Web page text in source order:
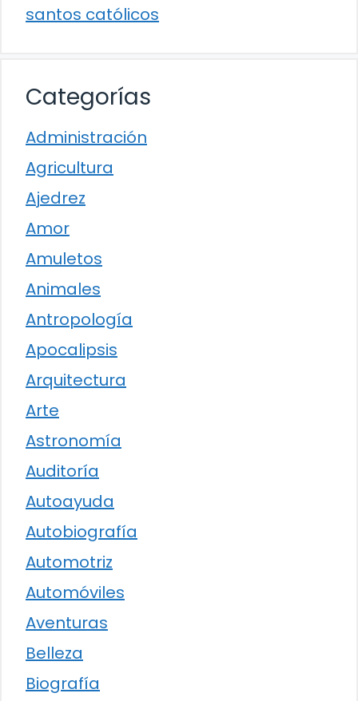
santos católicos
Categorías
Administración
Agricultura
Ajedrez
Amor
Amuletos
Animales
Antropología
Apocalipsis
Arquitectura
Arte
Astronomía
Auditoría
Autoayuda
Autobiografía
Automotriz
Automóviles
Aventuras
Belleza
Biografía